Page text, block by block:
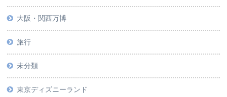
大阪・関西万博
旅行
未分類
東京ディズニーランド